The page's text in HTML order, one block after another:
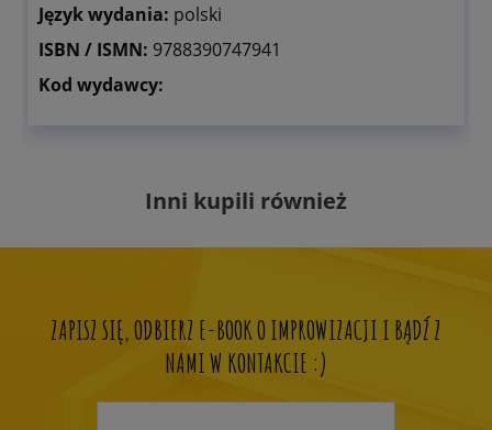
Język wydania: polski
ISBN / ISMN: 9788390747941
Kod wydawcy:
Inni kupili również
ZAPISZ SIĘ, ODBIERZ E-BOOK O IMPROWIZACJI I BĄDŹ Z
NAMI W KONTAKCIE :)